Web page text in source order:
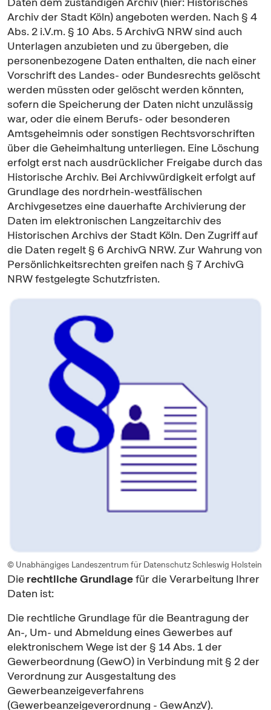
Archiv der Stadt Köln) angeboten werden. Nach § 4
Abs. 2 i.V.m. § 10 Abs. 5 ArchivG NRW sind auch
Unterlagen anzubieten und zu übergeben, die
personenbezogene Daten enthalten, die nach einer
Vorschrift des Landes- oder Bundesrechts gelöscht
werden müssten oder gelöscht werden könnten,
sofern die Speicherung der Daten nicht unzulässig
war, oder die einem Berufs- oder besonderen
Amtsgeheimnis oder sonstigen Rechtsvorschriften
über die Geheimhaltung unterliegen. Eine Löschung
erfolgt erst nach ausdrücklicher Freigabe durch das
Historische Archiv. Bei Archivwürdigkeit erfolgt auf
Grundlage des nordrhein-westfälischen
Archivgesetzes eine dauerhafte Archivierung der
Daten im elektronischen Langzeitarchiv des
Historischen Archivs der Stadt Köln. Den Zugriff auf
die Daten regelt § 6 ArchivG NRW. Zur Wahrung von
Persönlichkeitsrechten greifen nach § 7 ArchivG
NRW festgelegte Schutzfristen.
© Unabhängiges Landeszentrum für Datenschutz Schleswig Holstein
Die rechtliche Grundlagefür die Verarbeitung Ihrer
Daten ist:
Die rechtliche Grundlage für die Beantragung der
An-, Um- und Abmeldung eines Gewerbes auf
elektronischem Wege ist der § 14 Abs. 1 der
Gewerbeordnung (GewO) in Verbindung mit § 2 der
Verordnung zur Ausgestaltung des
Gewerbeanzeigeverfahrens
(Gewerbeanzeigeverordnung - GewAnzV).